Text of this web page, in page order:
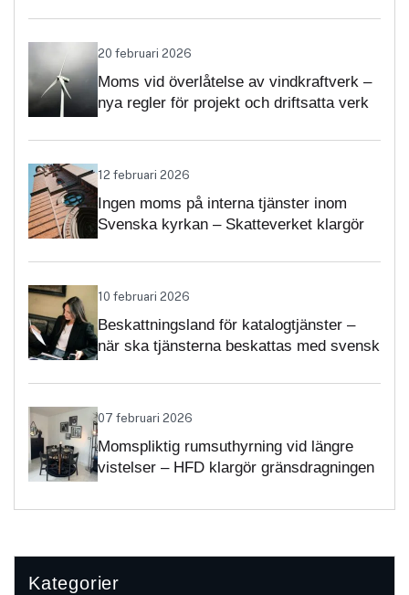
20 februari 2026
Moms vid överlåtelse av vindkraftverk –
nya regler för projekt och driftsatta verk
12 februari 2026
Ingen moms på interna tjänster inom
Svenska kyrkan – Skatteverket klargör
10 februari 2026
Beskattningsland för katalogtjänster –
när ska tjänsterna beskattas med svensk
07 februari 2026
Momspliktig rumsuthyrning vid längre
vistelser – HFD klargör gränsdragningen
Kategorier